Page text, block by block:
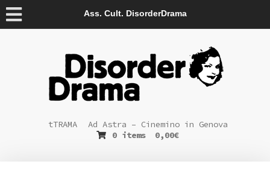
Ass. Cult. DisorderDrama
tTRAMA
Ad Astra – Cinemino in Genova
0 items
0,00€